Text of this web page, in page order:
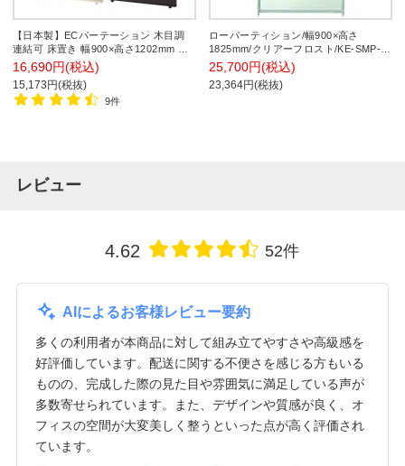
【日本製】ECパーテーション 木目調
連結可 床置き 幅900×高さ1202mm パ
ーティション 衝立 間仕切り スクリー
ン オフィス 会議
16,690円(税込)
15,173円(税抜)
9件
ローパーティション/幅900×高さ
1825mm/クリアーフロスト/KE-SMP-
1809PC
25,700円(税込)
23,364円(税抜)
レビュー
4.62 52件
AIによるお客様レビュー要約
多くの利用者が本商品に対して組み立てやすさや高級感を
好評価しています。配送に関する不便さを感じる方もいる
ものの、完成した際の見た目や雰囲気に満足している声が
多数寄せられています。また、デザインや質感が良く、オ
フィスの空間が大変美しく整うといった点が高く評価され
ています。